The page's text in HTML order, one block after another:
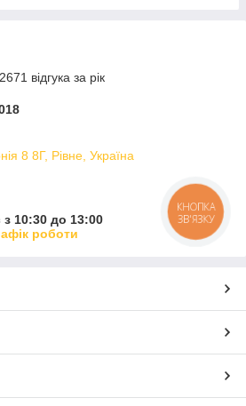
відгука за рік
8 8Г, Рівне, Україна
10:30 до 13:00
роботи
КНОПКА
ЗВ'ЯЗКУ